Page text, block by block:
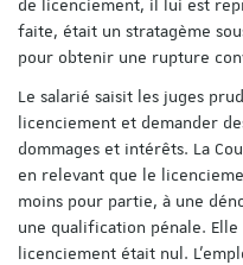
de licenciement, il lui est
faite, était un stratagème
pour obtenir une rupture
Le salarié saisit les juges
licenciement et demander
dommages et intérêts. La
en relevant que le
moins pour partie, à une
une qualification pénale.
licenciement était nul.